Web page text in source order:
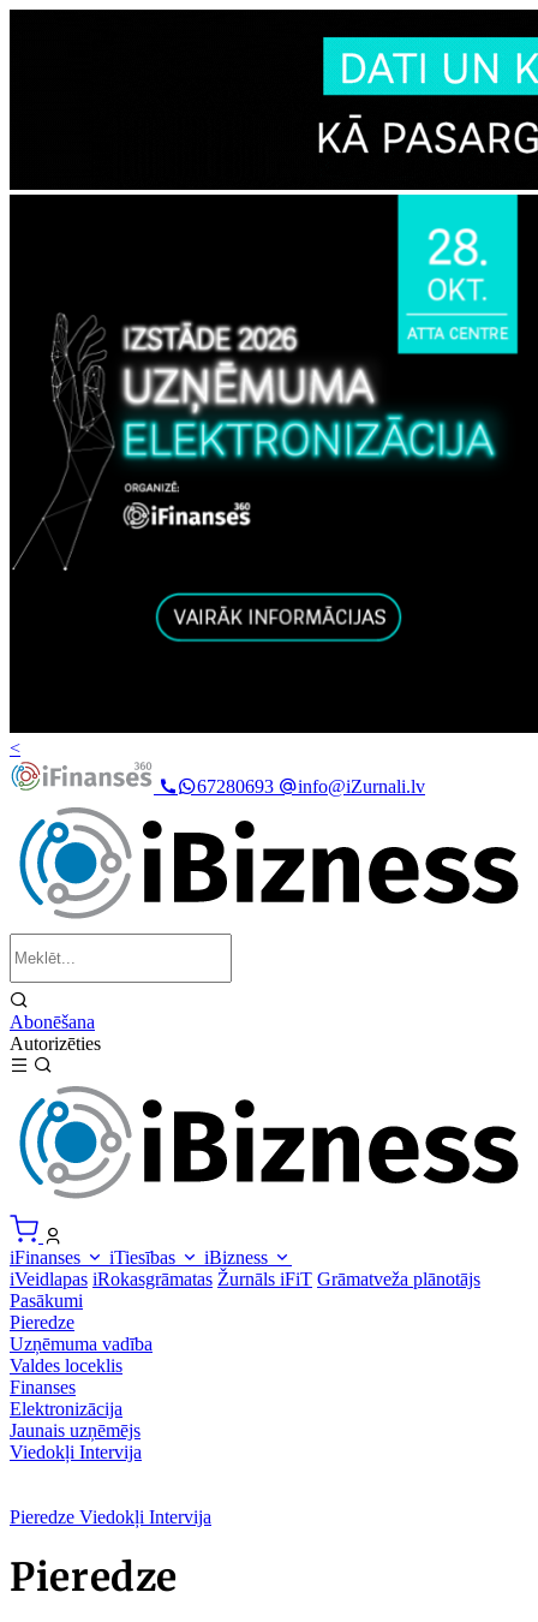
<
67280693
info@iZurnali.lv
Abonēšana
Autorizēties
iFinanses iTiesības
iBizness
iVeidlapas iRokasgrāmatas Žurnāls iFiT Grāmatveža plānotājs
Pasākumi
Pieredze
Uzņēmuma vadība
Valdes loceklis
Finanses
Elektronizācija
Jaunais uzņēmējs
Viedokļi Intervija
Pieredze Viedokļi Intervija
Pieredze